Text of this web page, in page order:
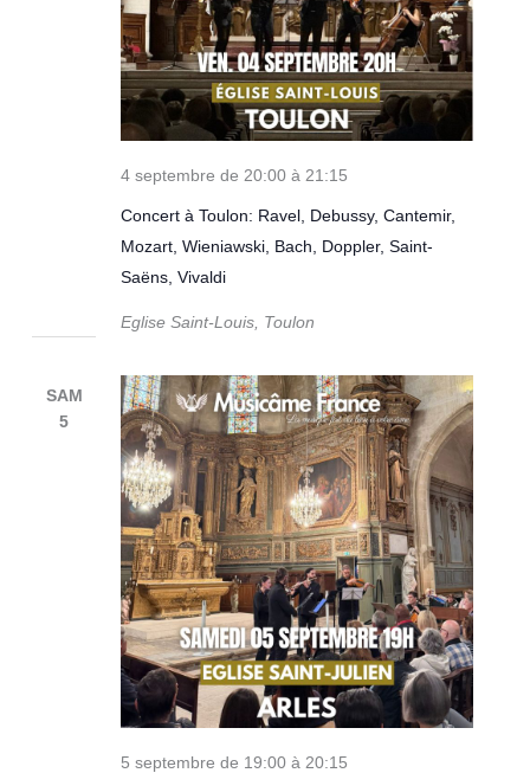
Concert à Toulon: Ravel, Debussy, Cantemir,
Mozart, Wieniawski, Bach, Doppler, Saint-
Saëns, Vivaldi
4 septembre de 20:00 à 21:15
Eglise Saint-Louis, Toulon
SAM
5
5 septembre de 19:00 à 20:15